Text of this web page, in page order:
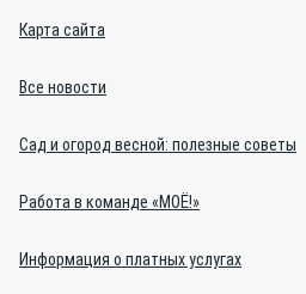
Карта сайта
Все новости
Сад и огород весной: полезные советы
Работа в команде «МОЁ!»
Информация о платных услугах